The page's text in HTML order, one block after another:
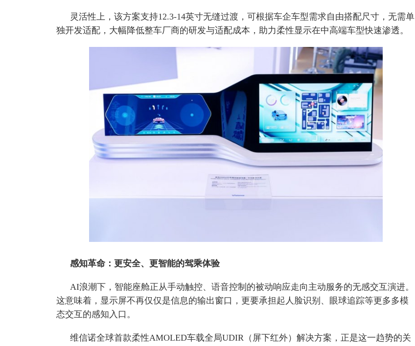
灵活性上，该方案支持12.3-14英寸无缝过渡，可根据车企车型需求自由搭配尺寸，无需单
独开发适配，大幅降低整车厂商的研发与适配成本，助力柔性显示在中高端车型快速渗透。
感知革命：更安全、更智能的驾乘体验
AI浪潮下，智能座舱正从手动触控、语音控制的被动响应走向主动服务的无感交互演进。
这意味着，显示屏不再仅仅是信息的输出窗口，更要承担起人脸识别、眼球追踪等更多多模
态交互的感知入口。
维信诺全球首款柔性AMOLED车载全局UDIR（屏下红外）解决方案，正是这一趋势的关